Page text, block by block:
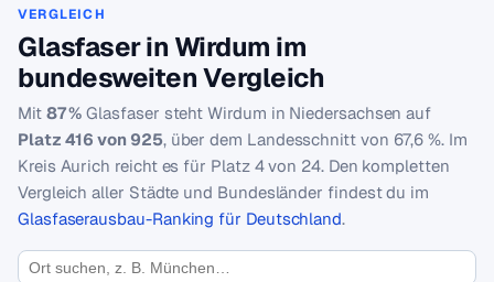
VERGLEICH
Glasfaser in Wirdum im
bundesweiten Vergleich
Mit 87 % Glasfaser steht Wirdum in Niedersachsen auf
Platz 416 von 925, über dem Landesschnitt von 67,6 %. Im
Kreis Aurich reicht es für Platz 4 von 24. Den kompletten
Vergleich aller Städte und Bundesländer findest du im
Glasfaserausbau-Ranking für Deutschland.